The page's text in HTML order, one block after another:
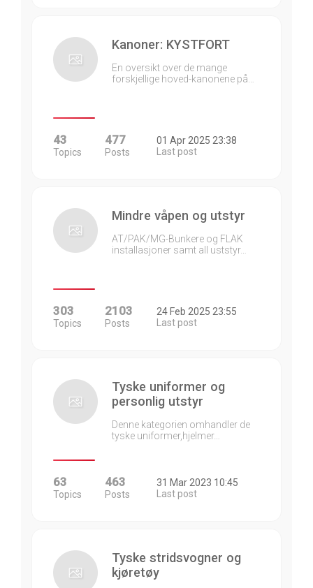
Kanoner: KYSTFORT
En oversikt over de mange
forskjellige hoved-kanonene på…
43
Topics
477
Posts
01 Apr 2025 23:38
Last post
Mindre våpen og utstyr
AT/PAK/MG-Bunkere og FLAK
installasjoner samt all uststyr…
303
Topics
2103
Posts
24 Feb 2025 23:55
Last post
Tyske uniformer og
personlig utstyr
Denne kategorien omhandler de
tyske uniformer,hjelmer…
63
Topics
463
Posts
31 Mar 2023 10:45
Last post
Tyske stridsvogner og
kjøretøy